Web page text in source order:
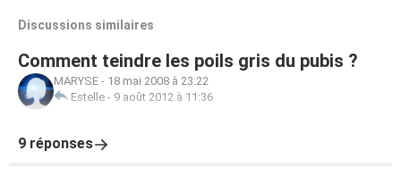
Discussions similaires
Comment teindre les poils gris du pubis ?
MARYSE - 18 mai 2008 à 23:22
Estelle - 9 août 2012 à 11:36
9 réponses